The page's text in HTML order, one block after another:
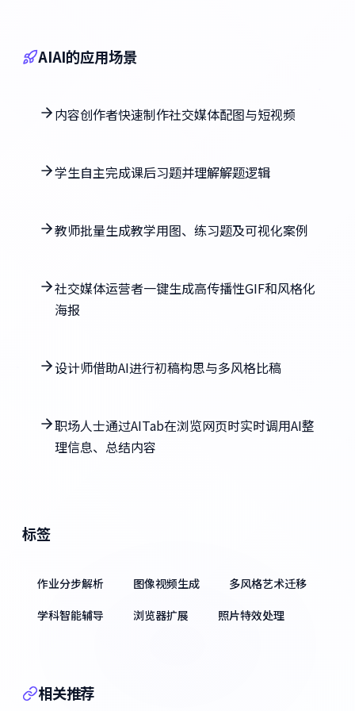
AIAI的应用场景
内容创作者快速制作社交媒体配图与短视频
学生自主完成课后习题并理解解题逻辑
教师批量生成教学用图、练习题及可视化案例
社交媒体运营者一键生成高传播性GIF和风格化
海报
设计师借助AI进行初稿构思与多风格比稿
职场人士通过AITab在浏览网页时实时调用AI整
理信息、总结内容
标签
作业分步解析 图像视频生成
多风格艺术迁移
学科智能辅导
浏览器扩展 照片特效处理
相关推荐